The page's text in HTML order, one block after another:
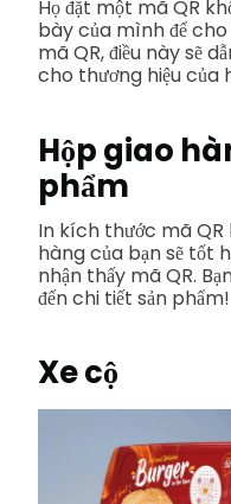
Họ đặt một mã QR
bày của mình để
mã QR, điều này sẽ
cho thương hiệu của
Hộp giao
phẩm
In kích thước mã
hàng của bạn sẽ tốt
nhận thấy mã QR.
đến chi tiết sản phẩm!
Xe cộ